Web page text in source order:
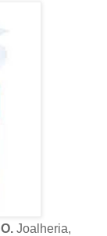
Joalheria,